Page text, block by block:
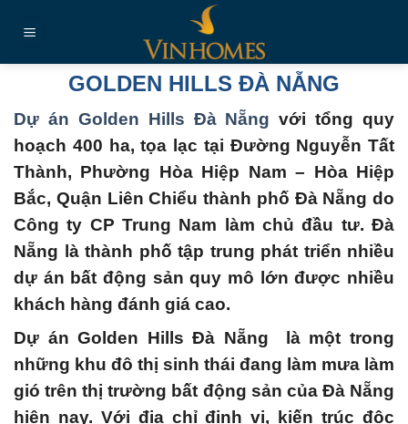
đến
GOLDEN HILLS ĐÀ NẴNG
Dự án Golden Hills Đà Nẵng với tổng quy
hoạch 400 ha, tọa lạc tại Đường Nguyễn Tất
Thành, Phường Hòa Hiệp Nam – Hòa Hiệp
Bắc, Quận Liên Chiểu thành phố Đà Nẵng do
Công ty CP Trung Nam làm chủ đầu tư. Đà
Nẵng là thành phố tập trung phát triển nhiều
dự án bất động sản quy mô lớn được nhiều
khách hàng đánh giá cao.
Dự án Golden Hills Đà Nẵng là một trong
những khu đô thị sinh thái đang làm mưa làm
gió trên thị trường bất động sản của Đà Nẵng
hiện nay. Với địa chỉ định vị, kiến ​​trúc độc